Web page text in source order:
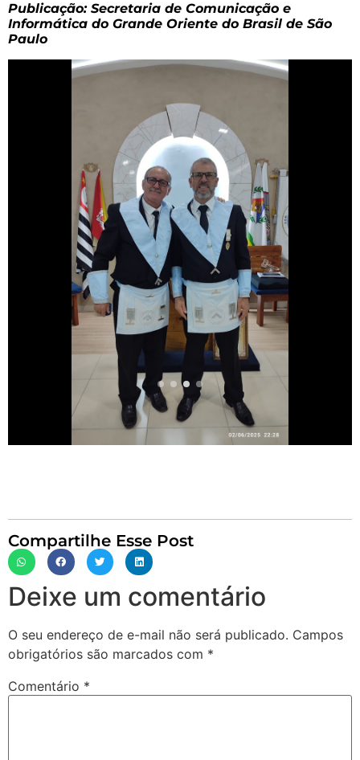
Publicação: Secretaria de Comunicação e
Informática do Grande Oriente do Brasil de São
Paulo
Compartilhe Esse Post
Deixe um comentário
O seu endereço de e-mail não será publicado. Campos
obrigatórios são marcados com *
Comentário *